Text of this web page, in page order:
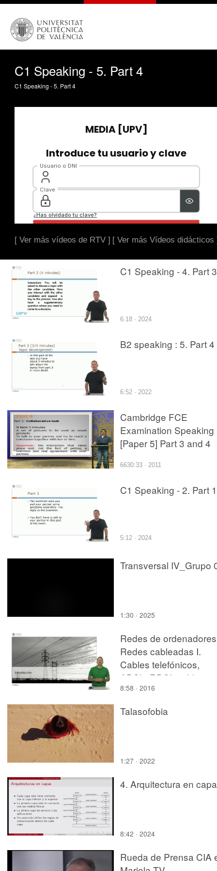
C1 Speaking - 5. Part 4
C1 Speaking - 5. Part 4
[ Ver más vídeos de RTV ] [ Ver más Vídeos didácticos
C1 Speaking - 4. Part 3
6:18 · 2024
B2 speaking : 5. Part 4
6:52 · 2022
Cambridge FCE
Examination Speaking
[Paper 5] Part 3 and 4
6630:33 · 2011
C1 Speaking - 2. Part 1
5:12 · 2024
Transversal IV_Grupo
1:30 · 2025
Redes de
Redes cableadas I.
Cables telefónicos,
ADSL, RDSI, cables
coaxiales
8:58 · 2016
Talasofobia
1:27 · 2022
4. Arquitectura en
8:42 · 2024
Rueda de Prensa CIA